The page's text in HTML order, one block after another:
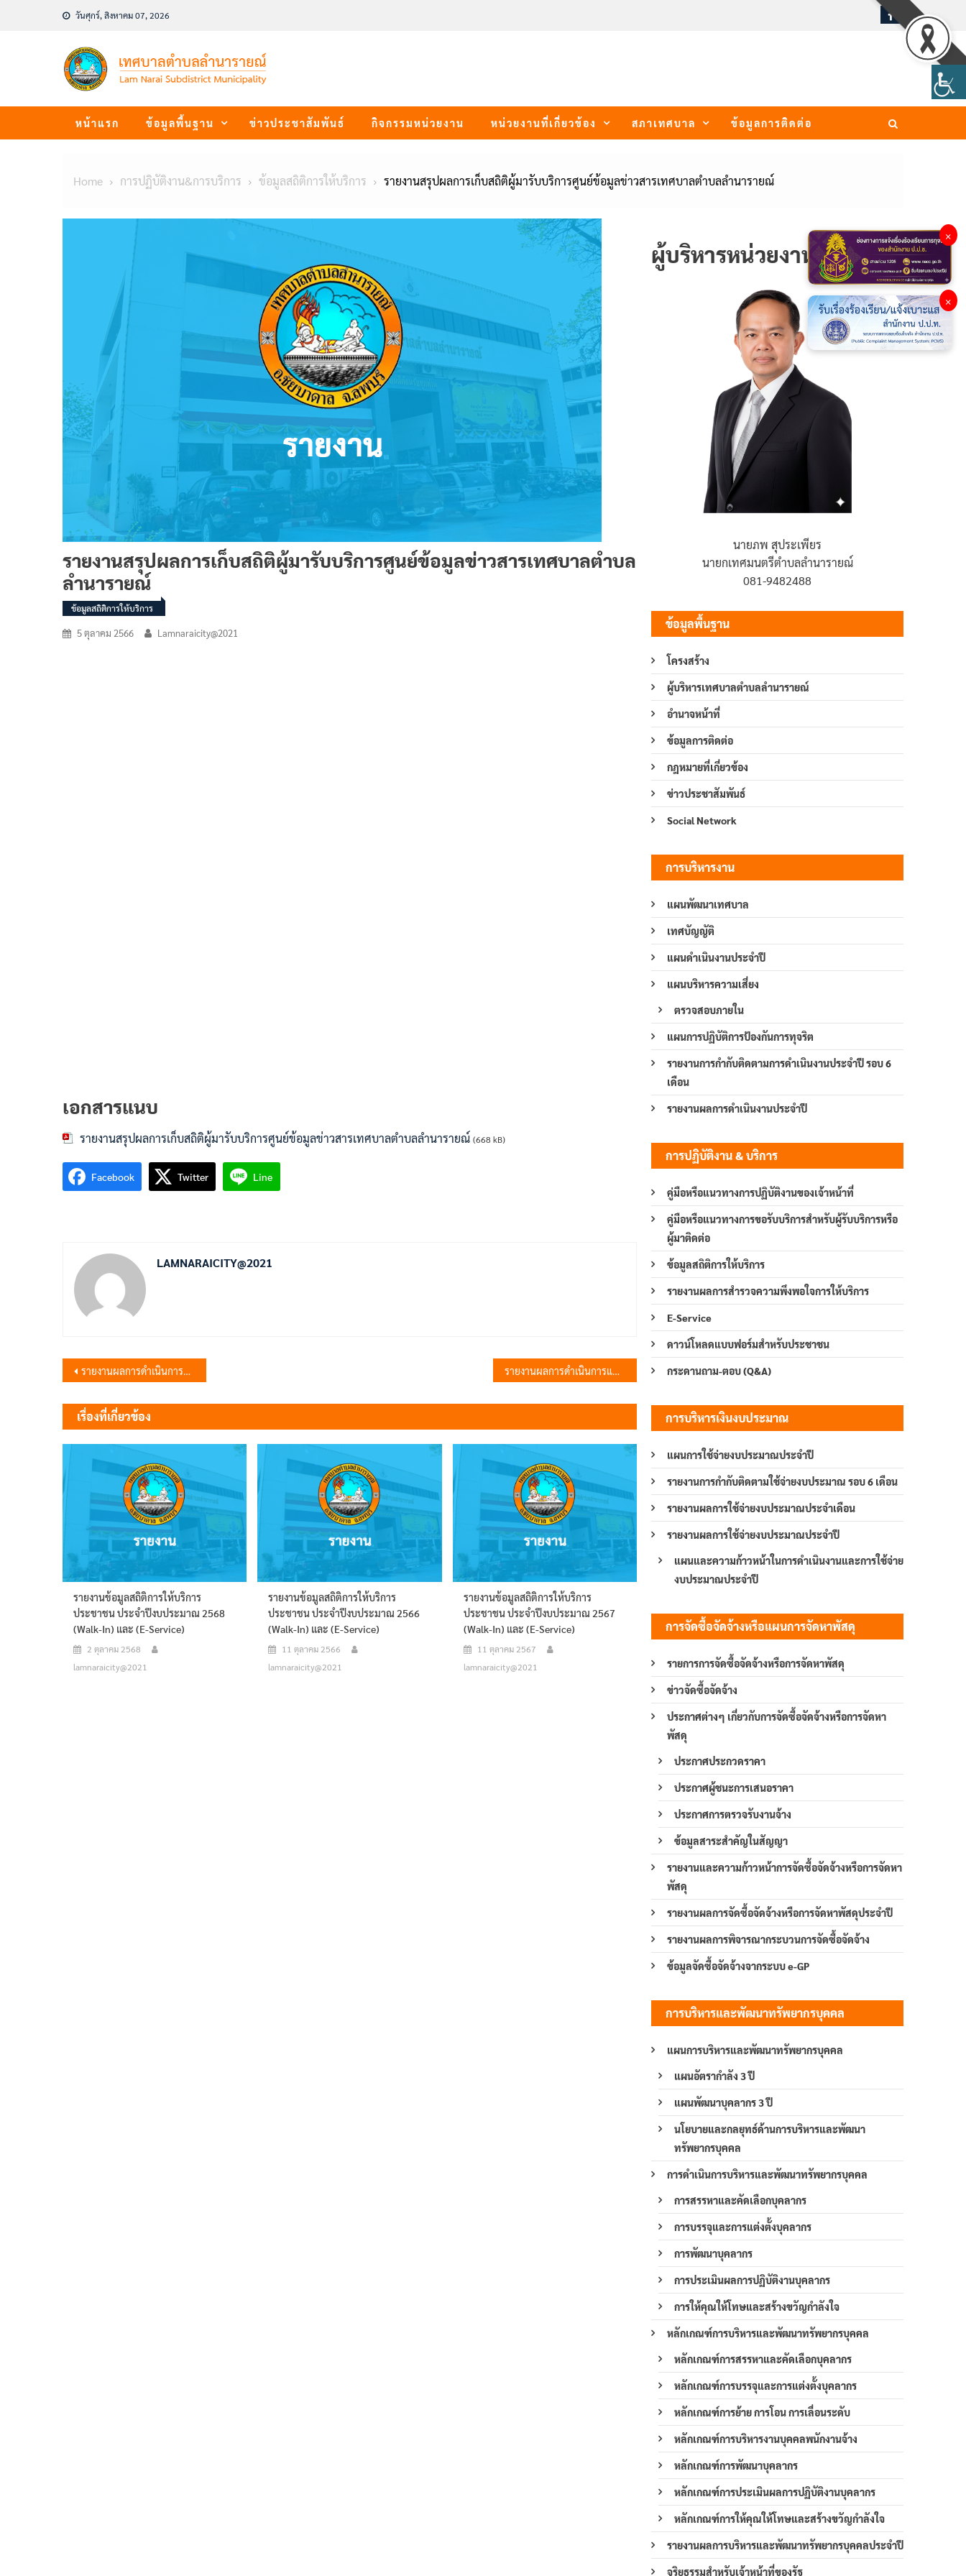
วันศุกร์, สิงหาคม 07, 2026
หน้าแรก ข้อมูลพื้นฐาน ข่าวประชาสัมพันธ์ กิจกรรมหน่วยงาน หน่วยงานที่เกี่ยวข้อง สภาเทศบาล ข้อมูลการติดต่อ
Home การปฏิบัติงาน&การบริการ ข้อมูลสถิติการให้บริการ รายงานสรุปผลการเก็บสถิติผู้มารับบริการศูนย์ข้อมูลข่าวสารเทศบาลตำบลลำนารายณ์
รายงานสรุปผลการเก็บสถิติผู้มารับบริการศูนย์ข้อมูลข่าวสารเทศบาลตำบล
ลำนารายณ์
ข้อมูลสถิติการให้บริการ
5 ตุลาคม 2566 Lamnaraicity@2021
เอกสารแนบ
รายงานสรุปผลการเก็บสถิติผู้มารับบริการศูนย์ข้อมูลข่าวสารเทศบาลตำบลลำนารายณ์ (668 kB)
Facebook Twitter Line
LAMNARAICITY@2021
แนะแนว
เรื่อง
รายงานผลการดำเนินการตามนโยบายและกลยุทธ์ด้านการบริหารและการพัฒนาทรัพยากรบุคคลของเทศบาลตำบลลำนารายณ์ ประจำปีงบประมาณ พ.ศ. 2566 รายงานผลการดำเนินการแผนการส่งเสริมวินัย คุณธรรม จริยธรรม และการป้องกันการทุจริตฯ
เรื่องที่เกี่ยวข้อง
รายงานข้อมูลสถิติการให้บริการ
ประชาชน ประจำปีงบประมาณ 2568
(Walk-In) และ (E-Service)
2 ตุลาคม 2568
lamnaraicity@2021
รายงานข้อมูลสถิติการให้บริการ
ประชาชน ประจำปีงบประมาณ 2566
(Walk-In) และ (E-Service)
11 ตุลาคม 2566
lamnaraicity@2021
รายงานข้อมูลสถิติการให้บริการ
ประชาชน ประจำปีงบประมาณ 2567
(Walk-In) และ (E-Service)
11 ตุลาคม 2567
lamnaraicity@2021
ผู้บริหารหน่วยงาน
นายภพ สุประเพียร
นายกเทศมนตรีตำบลลำนารายณ์
081-9482488
ข้อมูลพื้นฐาน
โครงสร้าง
ผู้บริหารเทศบาลตำบลลำนารายณ์
อำนาจหน้าที่
ข้อมูลการติดต่อ
กฎหมายที่เกี่ยวข้อง
ข่าวประชาสัมพันธ์
Social Network
การบริหารงาน
แผนพัฒนาเทศบาล
เทศบัญญัติ
แผนดำเนินงานประจำปี
แผนบริหารความเสี่ยง
ตรวจสอบภายใน
แผนการปฏิบัติการป้องกันการทุจริต
รายงานการกำกับติดตามการดำเนินงานประจำปี รอบ 6
เดือน
รายงานผลการดำเนินงานประจำปี
การปฏิบัติงาน & บริการ
คู่มือหรือแนวทางการปฏิบัติงานของเจ้าหน้าที่
คู่มือหรือแนวทางการขอรับบริการสำหรับผู้รับบริการหรือ
ผู้มาติดต่อ
ข้อมูลสถิติการให้บริการ
รายงานผลการสำรวจความพึงพอใจการให้บริการ
E-Service
ดาวน์โหลดแบบฟอร์มสำหรับประชาชน
กระดานถาม-ตอบ (Q&A)
การบริหารเงินงบประมาณ
แผนการใช้จ่ายงบประมาณประจำปี
รายงานการกำกับติดตามใช้จ่ายงบประมาณ รอบ 6 เดือน
รายงานผลการใช้จ่ายงบประมาณประจำเดือน
รายงานผลการใช้จ่ายงบประมาณประจำปี
แผนและความก้าวหน้าในการดำเนินงานและการใช้จ่าย
งบประมาณประจำปี
การจัดซื้อจัดจ้างหรือแผนการจัดหาพัสดุ
รายการการจัดซื้อจัดจ้างหรือการจัดหาพัสดุ
ข่าวจัดซื้อจัดจ้าง
ประกาศต่างๆ เกี่ยวกับการจัดซื้อจัดจ้างหรือการจัดหา
พัสดุ
ประกาศประกวดราคา
ประกาศผู้ชนะการเสนอราคา
ประกาศการตรวจรับงานจ้าง
ข้อมูลสาระสำคัญในสัญญา
รายงานและความก้าวหน้าการจัดซื้อจัดจ้างหรือการจัดหา
พัสดุ
รายงานผลการจัดซื้อจัดจ้างหรือการจัดหาพัสดุประจำปี
รายงานผลการพิจารณากระบวนการจัดซื้อจัดจ้าง
ข้อมูลจัดซื้อจัดจ้างจากระบบ e-GP
การบริหารและพัฒนาทรัพยากรบุคคล
แผนการบริหารและพัฒนาทรัพยากรบุคคล
แผนอัตรากำลัง 3 ปี
แผนพัฒนาบุคลากร 3 ปี
นโยบายและกลยุทธ์ด้านการบริหารและพัฒนา
ทรัพยากรบุคคล
การดำเนินการบริหารและพัฒนาทรัพยากรบุคคล
การสรรหาและคัดเลือกบุคลากร
การบรรจุและการแต่งตั้งบุคลากร
การพัฒนาบุคลากร
การประเมินผลการปฏิบัติงานบุคลากร
การให้คุณให้โทษและสร้างขวัญกำลังใจ
หลักเกณฑ์การบริหารและพัฒนาทรัพยากรบุคคล
หลักเกณฑ์การสรรหาและคัดเลือกบุคลากร
หลักเกณฑ์การบรรจุและการแต่งตั้งบุคลากร
หลักเกณฑ์การย้าย การโอน การเลื่อนระดับ
หลักเกณฑ์การบริหารงานบุคคลพนักงานจ้าง
หลักเกณฑ์การพัฒนาบุคลากร
หลักเกณฑ์การประเมินผลการปฏิบัติงานบุคลากร
หลักเกณฑ์การให้คุณให้โทษและสร้างขวัญกำลังใจ
รายงานผลการบริหารและพัฒนาทรัพยากรบุคคลประจำปี
จริยธรรมสำหรับเจ้าหน้าที่ของรัฐ
×
×